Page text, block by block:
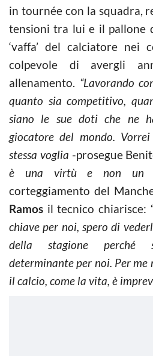
in tournée con la squadra,
tensioni tra lui e il pallone
‘vaffa’ del calciatore nei
colpevole di avergli
allenamento. “Lavorando
quanto sia competitivo,
siano le sue doti che ne
giocatore del mondo.
stessa voglia -prosegue
è una virtù e non un
corteggiamento del
Ramos il tecnico chiarisce:
chiave per noi, spero di
della stagione perché
determinante per noi. Per me
il calcio, come la vita, è